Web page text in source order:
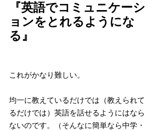
『英語でコミュニケーシ
ョンをとれるようにな
る』
これがかなり難しい。
均一に教えているだけでは（教えられて
るだけでは）英語を話せるようにはなら
ないのです。（そんなに簡単なら中学・